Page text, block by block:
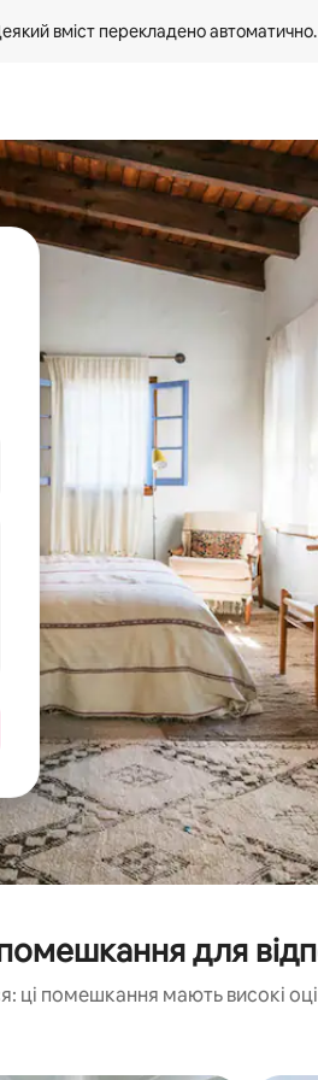
вміст перекладено автоматично.
сторінкою клавіші зі
для
ці помешкання мають високі